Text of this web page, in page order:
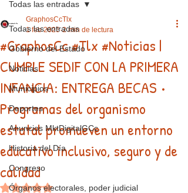
Todas las entradas
Gobierno del Estado
Noticias
Municipios
Deportes
Anuncios MktDigitalGCc
Historia del Día
Congreso
Órganos electorales, poder judicial
Todas las entradas
#GraphosCc #Tlx #Noticias |
CUMPLE SEDIF CON LA PRIMERA
INFANCIA: ENTREGA BECAS •
Programas del organismo
estatal promueven un entorno
educativo inclusivo, seguro y de
calidad
GraphosCcTlx
1 feb 2025 2 min de lectura
Obtuvo NaN de 5 estrellas.